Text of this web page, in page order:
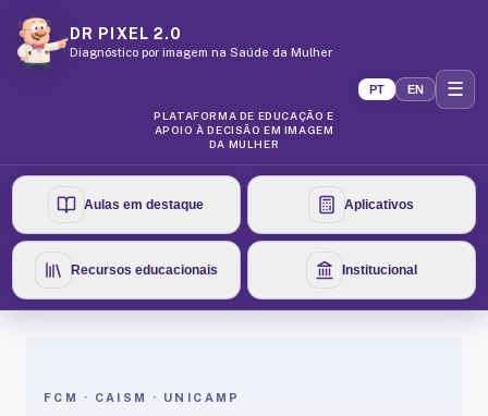
DR PIXEL 2.0
Diagnóstico por imagem na Saúde da Mulher
PLATAFORMA DE EDUCAÇÃO E
APOIO À DECISÃO EM IMAGEM
DA MULHER
PT EN ☰
Aulas em destaque Aplicativos
Recursos educacionais Institucional
FCM · CAISM · UNICAMP